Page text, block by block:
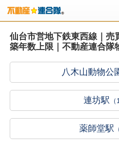
仙台市営地下鉄東西線｜売
築年数上限｜不動産連合隊
八木山動物公
連坊駅
薬師堂駅